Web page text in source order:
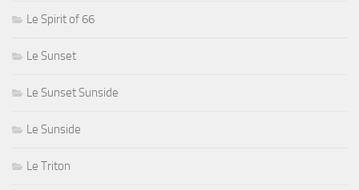
Le Spirit of 66
Le Sunset
Le Sunset Sunside
Le Sunside
Le Triton